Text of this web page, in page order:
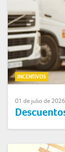
INCENTIVOS
01 de julio de 2026